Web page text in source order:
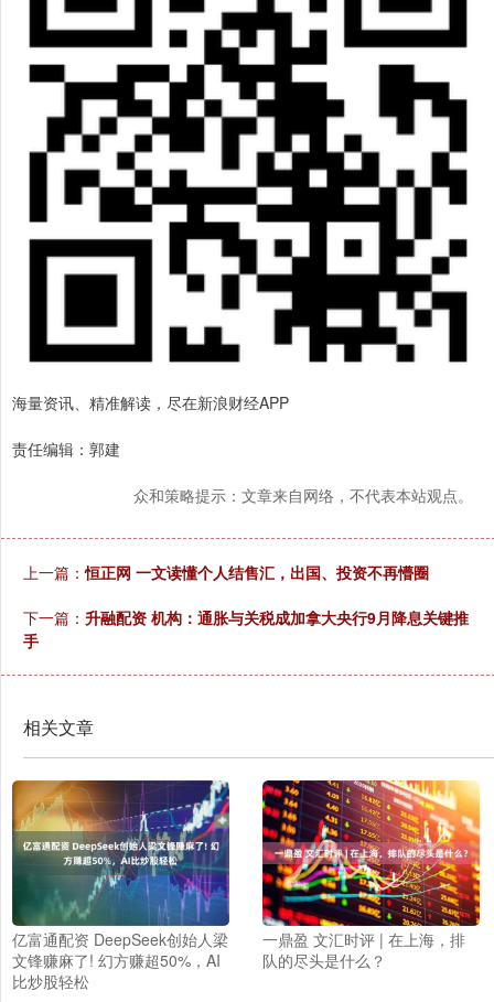
海量资讯、精准解读，尽在新浪财经APP
责任编辑：郭建
众和策略提示：文章来自网络，不代表本站观点。
上一篇：恒正网 一文读懂个人结售汇，出国、投资不再懵圈
下一篇： 升融配资 机构：通胀与关税成加拿大央行9月降息关键推
手
相关文章
亿富通配资 DeepSeek创始人梁
文锋赚麻了! 幻方赚超50%，AI
比炒股轻松
一鼎盈 文汇时评 | 在上海，排
队的尽头是什么？